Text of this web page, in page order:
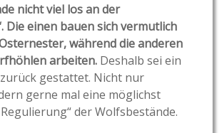
nicht viel los an der
Die einen bauen sich vermutlich
während die anderen
arbeiten. Deshalb sei ein
gestattet. Nicht nur
gerne mal eine möglichst
der Wolfsbestände.